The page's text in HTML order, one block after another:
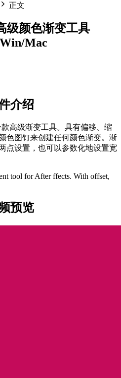
正文
级颜色渐变工具
Mac
介绍
款高级渐变工具。具有偏移、缩
色图钉来创建任何颜色渐变。渐
点设置，也可以参数化地设置宽
tool for After ffects. With offset,
预览